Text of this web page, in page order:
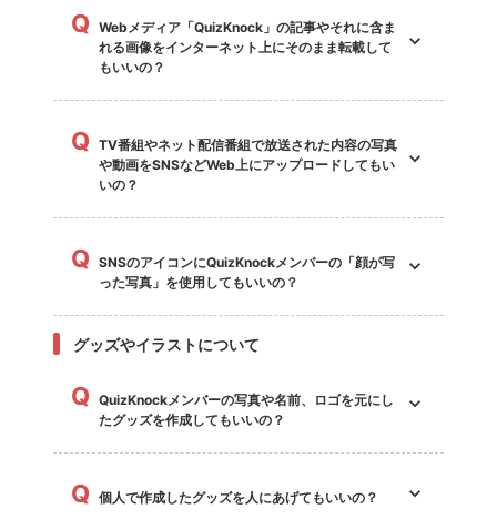
Q Webメディア「QuizKnock」の記事やそれに含ま
れる画像をインターネット上にそのまま転載して
もいいの？
Q TV番組やネット配信番組で放送された内容の写真
や動画をSNSなどWeb上にアップロードしてもい
いの？
Q SNSのアイコンにQuizKnockメンバーの「顔が写
った写真」を使用してもいいの？
グッズやイラストについて
Q QuizKnockメンバーの写真や名前、ロゴを元にし
たグッズを作成してもいいの？
Q 個人で作成したグッズを人にあげてもいいの？